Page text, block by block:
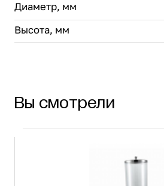
Диаметр, мм
Высота, мм
Вы смотрели